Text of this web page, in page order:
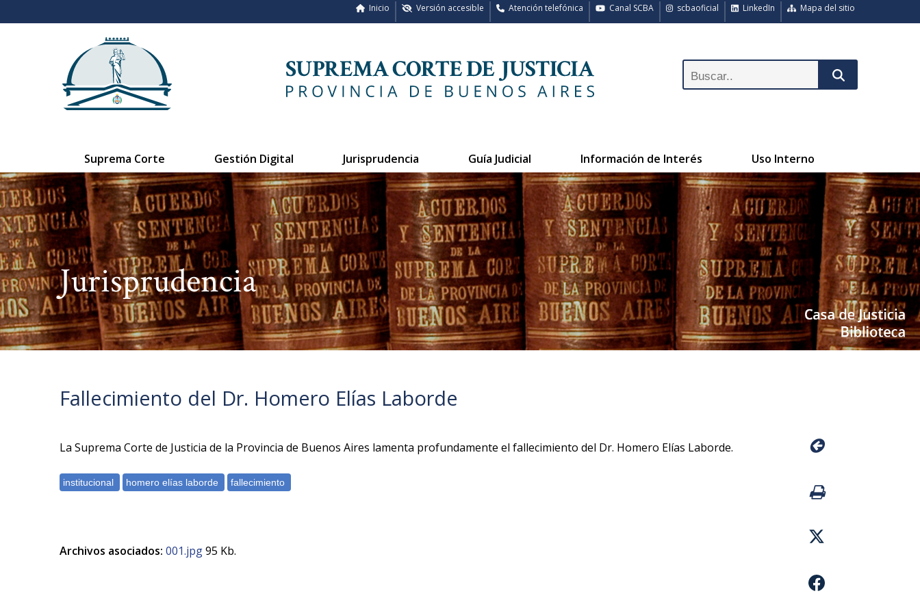
Mapa del sitio
LinkedIn
scbaoficial
Canal SCBA
Atención telefónica
Versión accesible
Inicio
Suprema Corte Gestión Digital Jurisprudencia Guía Judicial Información de Interés Uso Interno
Jurisprudencia
Fallecimiento del Dr. Homero Elías Laborde
La Suprema Corte de Justicia de la Provincia de Buenos Aires lamenta profundamente el fallecimiento del Dr. Homero Elías Laborde.
Archivos asociados: 001.jpg95 Kb.